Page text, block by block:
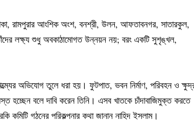
রামপুরার আংশিক অংশ, বনশ্রী, উলন, আফতাবনগর, সাতারকুল,
তাঁদের লক্ষ্য শুধু অবকাঠামোগত উন্নয়ন নয়; বরং একটি সুশৃঙ্খল,
অভিযোগ তুলে ধরা হয়। ফুটপাত, ভবন নির্মাণ, পরিবহন ও
হচ্ছেন বলে দাবি করেন তিনি। এসব খাতকে চাঁদাবাজিমুক্ত করতে
কমিটি গঠনের পরিকল্পনার কথা জানান নাহিদ ইসলাম।